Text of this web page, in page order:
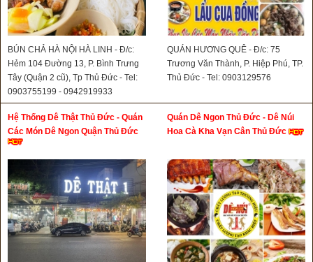
BÚN CHẢ HÀ NỘI HÀ LINH - Đ/c:
Hẻm 104 Đường 13, P. Bình Trưng
Tây (Quận 2 cũ), Tp Thủ Đức - Tel:
0903755199 - 0942919933
QUÁN HƯƠNG QUÊ - Đ/c: 75
Trương Văn Thành, P. Hiệp Phú, TP.
Thủ Đức - Tel: 0903129576
Hệ Thống Dê Thật Thủ Đức - Quán
Các Món Dê Ngon Quận Thủ Đức
Quán Dê Ngon Thủ Đức - Dê Núi
Hoa Cà Kha Vạn Cân Thủ Đức